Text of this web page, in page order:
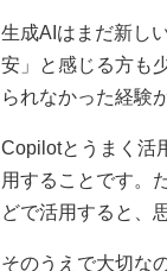
生成AIはまだ新し
安」と感じる方も
られなかった経験
Copilotとうまく活
用することです。
どで活用すると、
そのうえで大切な